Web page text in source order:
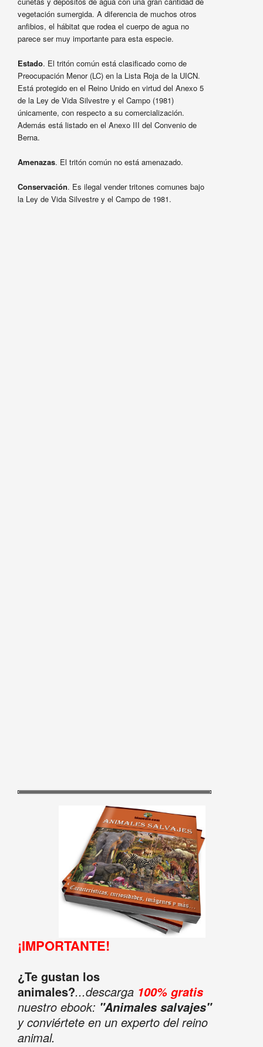
vegetación sumergida. A diferencia de muchos otros
anfibios, el hábitat que rodea el cuerpo de agua no
parece ser muy importante para esta especie.
Estado. El tritón común está clasificado como de
Preocupación Menor (LC) en la Lista Roja de la UICN.
Está protegido en el Reino Unido en virtud del Anexo 5
de la Ley de Vida Silvestre y el Campo (1981)
únicamente, con respecto a su comercialización.
Además está listado en el Anexo III del Convenio de
Berna.
Amenazas. El tritón común no está amenazado.
Conservación. Es ilegal vender tritones comunes bajo
la Ley de Vida Silvestre y el Campo de 1981.
¡IMPORTANTE!
¿Te gustan los
animales?...descarga 100% gratis
nuestro ebook: "Animales salvajes"
y conviértete en un experto del reino
animal.